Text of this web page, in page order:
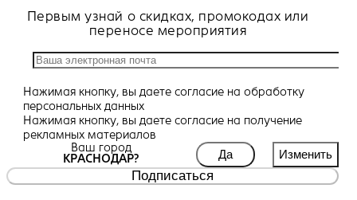
Первым узнай о скидках, промокодах или
переносе мероприятия
Нажимая кнопку, вы даете согласие на обработку
персональных данных
Нажимая кнопку, вы даете согласие на получение
рекламных материалов
Ваш город
КРАСНОДАР?
Да Изменить
Подписаться